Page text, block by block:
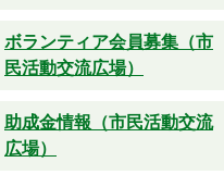
ボランティア会員募集（市
民活動交流広場）
助成金情報（市民活動交流
広場）